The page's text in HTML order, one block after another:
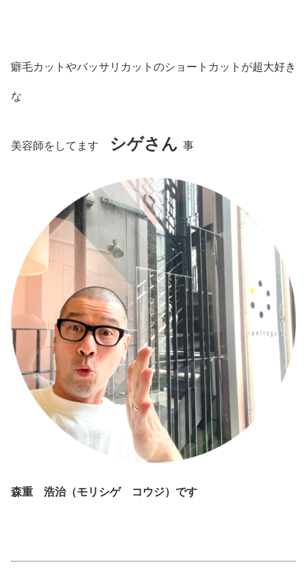
癖毛カットやバッサリカットのショートカットが超大好き
な
美容師をしてます シゲさん 事
森重 浩治（モリシゲ コウジ）です